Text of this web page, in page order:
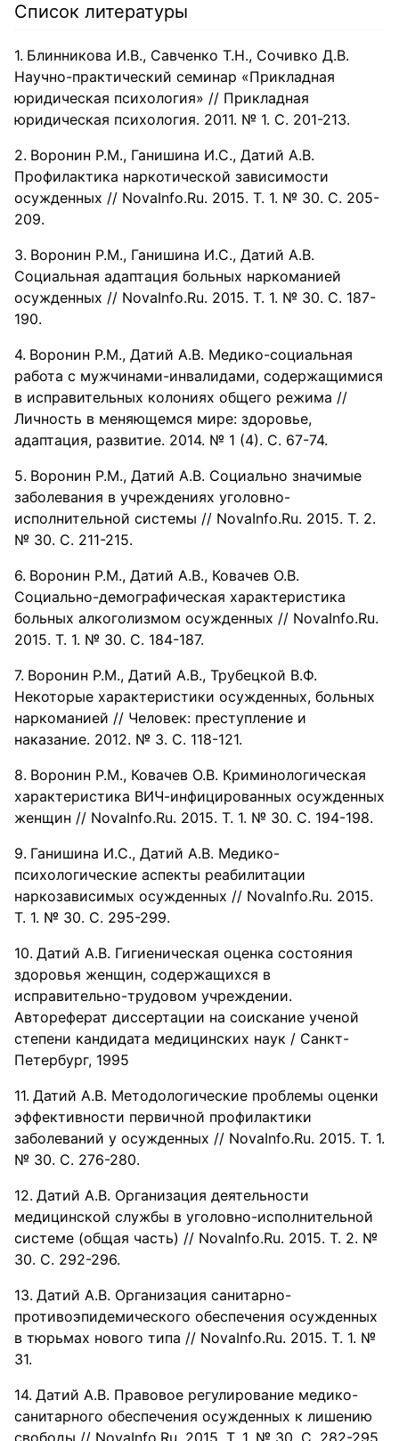
Список литературы
Блинникова И.В., Савченко Т.Н., Сочивко Д.В.
Научно-практический семинар «Прикладная
юридическая психология» // Прикладная
юридическая психология. 2011. № 1. С. 201-213.
Воронин Р.М., Ганишина И.С., Датий А.В.
Профилактика наркотической зависимости
осужденных // NovaInfo.Ru. 2015. Т. 1. № 30. С. 205-
209.
Воронин Р.М., Ганишина И.С., Датий А.В.
Социальная адаптация больных наркоманией
осужденных // NovaInfo.Ru. 2015. Т. 1. № 30. С. 187-
190.
Воронин Р.М., Датий А.В. Медико-социальная
работа с мужчинами-инвалидами, содержащимися
в исправительных колониях общего режима //
Личность в меняющемся мире: здоровье,
адаптация, развитие. 2014. № 1 (4). С. 67-74.
Воронин Р.М., Датий А.В. Социально значимые
заболевания в учреждениях уголовно-
исполнительной системы // NovaInfo.Ru. 2015. Т. 2.
№ 30. С. 211-215.
Воронин Р.М., Датий А.В., Ковачев О.В.
Социально-демографическая характеристика
больных алкоголизмом осужденных // NovaInfo.Ru.
2015. Т. 1. № 30. С. 184-187.
Воронин Р.М., Датий А.В., Трубецкой В.Ф.
Некоторые характеристики осужденных, больных
наркоманией // Человек: преступление и
наказание. 2012. № 3. С. 118-121.
Воронин Р.М., Ковачев О.В. Криминологическая
характеристика ВИЧ-инфицированных осужденных
женщин // NovaInfo.Ru. 2015. Т. 1. № 30. С. 194-198.
Ганишина И.С., Датий А.В. Медико-
психологические аспекты реабилитации
наркозависимых осужденных // NovaInfo.Ru. 2015.
Т. 1. № 30. С. 295-299.
Датий А.В. Гигиеническая оценка состояния
здоровья женщин, содержащихся в
исправительно-трудовом учреждении.
Автореферат диссертации на соискание ученой
степени кандидата медицинских наук / Санкт-
Петербург, 1995
Датий А.В. Методологические проблемы оценки
эффективности первичной профилактики
заболеваний у осужденных // NovaInfo.Ru. 2015. Т. 1.
№ 30. С. 276-280.
Датий А.В. Организация деятельности
медицинской службы в уголовно-исполнительной
системе (общая часть) // NovaInfo.Ru. 2015. Т. 2. №
30. С. 292-296.
Датий А.В. Организация санитарно-
противоэпидемического обеспечения осужденных
в тюрьмах нового типа // NovaInfo.Ru. 2015. Т. 1. №
31.
Датий А.В. Правовое регулирование медико-
санитарного обеспечения осужденных к лишению
свободы // NovaInfo.Ru. 2015. Т. 1. № 30. С. 282-295.